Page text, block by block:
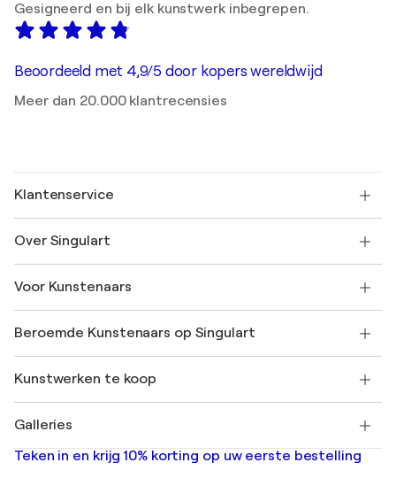
Gesigneerd en bij elk kunstwerk inbegrepen.
Beoordeeld met 4,9/5 door kopers wereldwijd
Meer dan 20.000 klantrecensies
Klantenservice
Verzenden
SINGULART Cadeaubon
Neem deel aan ons handelsprogramma
Mijn Account
+31 20 241 4758
Over Singulart
Veelgestelde Vragen
Singulart Magazine
Werken bij SINGULART
Ontdek gecureerde originele kunst
Voor Kunstenaars
Inloggen als Artiest
Beroemde Kunstenaars op Singulart
Marc Chagall
Banksy
Mr. Brainwash
Shepard Fairey
Kunstwerken te koop
Abstracte schilderijen te koop
Landschapsschilderijen
Galleries
Kunstgaleries in Nederland
Teken in en krijg 10% korting op uw eerste bestelling